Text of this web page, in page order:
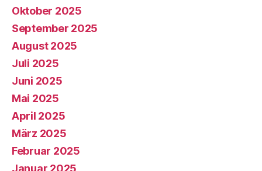
Oktober 2025
September 2025
August 2025
Juli 2025
Juni 2025
Mai 2025
April 2025
März 2025
Februar 2025
Januar 2025